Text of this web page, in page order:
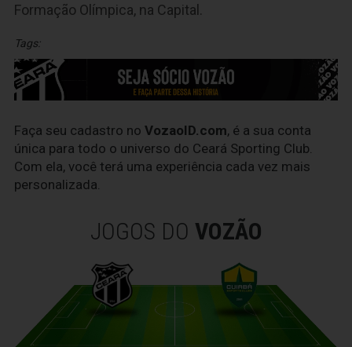
Formação Olímpica, na Capital.
Tags:
Faça seu cadastro no VozaoID.com, é a sua conta
única para todo o universo do Ceará Sporting Club.
Com ela, você terá uma experiência cada vez mais
personalizada.
JOGOS DO VOZÃO